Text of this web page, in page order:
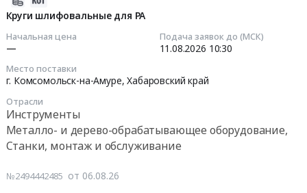
Круги шлифовальные для РА
Начальная цена
—
Подача заявок до (МСК)
11.08.2026 10:30
Место поставки
г. Комсомольск-на-Амуре,Хабаровский край
Отрасли
Инструменты
Металло- и дерево-обрабатывающее оборудование,
Станки, монтаж и обслуживание
№2494442485 от 06.08.26